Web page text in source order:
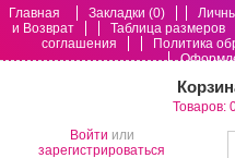
Главная Закладки (0)
и Возврат
Таблица размеров
соглашения
Политика
Товаров:
Войти или
зарегистрироваться